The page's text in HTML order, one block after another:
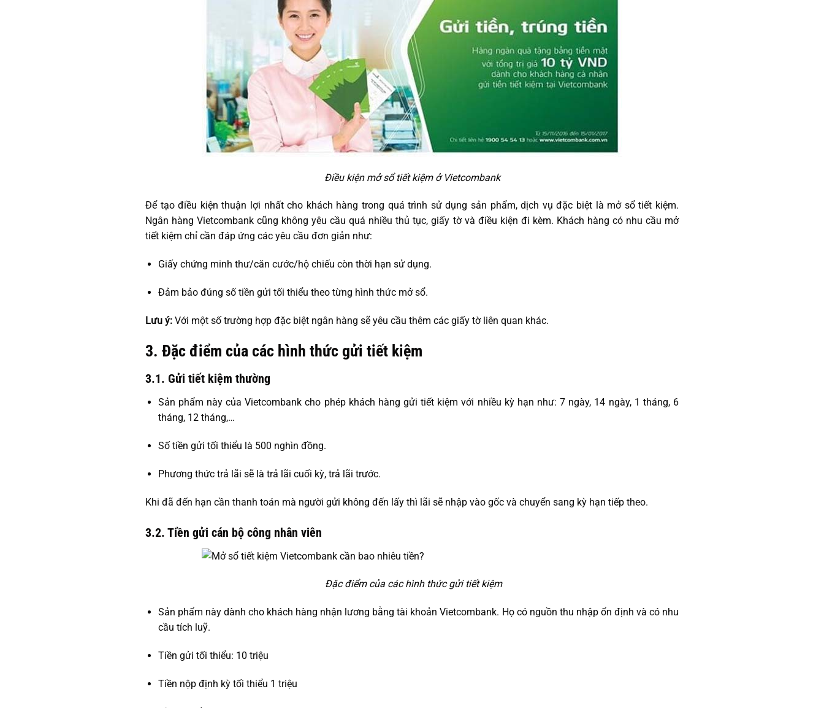
Điều kiện mở sổ tiết kiệm ở Vietcombank
Để tạo điều kiện thuận lợi nhất cho khách hàng trong quá trình sử dụng sản phẩm, dịch vụ đặc biệt là mở sổ tiết kiệm.
Ngân hàng Vietcombank cũng không yêu cầu quá nhiều thủ tục, giấy tờ và điều kiện đi kèm. Khách hàng có nhu cầu mở
tiết kiệm chỉ cần đáp ứng các yêu cầu đơn giản như:
Giấy chứng minh thư/căn cước/hộ chiếu còn thời hạn sử dụng.
Đảm bảo đúng số tiền gửi tối thiểu theo từng hình thức mở sổ.
Lưu ý: Với một số trường hợp đặc biệt ngân hàng sẽ yêu cầu thêm các giấy tờ liên quan khác.
3. Đặc điểm của các hình thức gửi tiết kiệm
3.1. Gửi tiết kiệm thường
Sản phẩm này của Vietcombank cho phép khách hàng gửi tiết kiệm với nhiều kỳ hạn như: 7 ngày, 14 ngày, 1 tháng, 6
tháng, 12 tháng,…
Số tiền gửi tối thiểu là 500 nghìn đồng.
Phương thức trả lãi sẽ là trả lãi cuối kỳ, trả lãi trước.
Khi đã đến hạn cần thanh toán mà người gửi không đến lấy thì lãi sẽ nhập vào gốc và chuyển sang kỳ hạn tiếp theo.
3.2. Tiền gửi cán bộ công nhân viên
Đặc điểm của các hình thức gửi tiết kiệm
Sản phẩm này dành cho khách hàng nhận lương bằng tài khoản Vietcombank. Họ có nguồn thu nhập ổn định và có nhu
cầu tích luỹ.
Tiền gửi tối thiểu: 10 triệu
Tiền nộp định kỳ tối thiểu 1 triệu